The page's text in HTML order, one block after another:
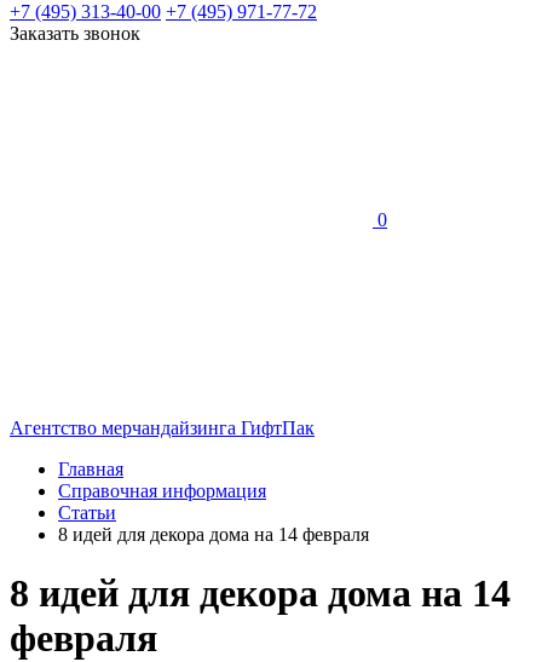
+7 (495) 313-40-00 +7 (495) 971-77-72
Заказать звонок
0
Агентство мерчандайзинга ГифтПак
Главная
Справочная информация
Статьи
8 идей для декора дома на 14 февраля
8 идей для декора дома на 14
февраля